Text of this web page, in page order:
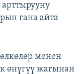
гана айта
менен
өнүгүү жагынан